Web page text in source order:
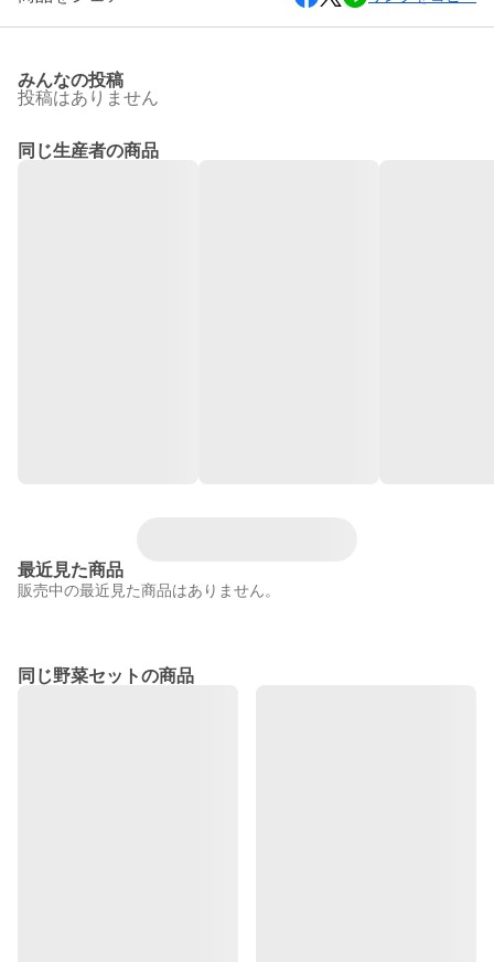
みんなの投稿
投稿はありません
同じ生産者の商品
最近見た商品
販売中の最近見た商品はありません。
同じ野菜セットの商品